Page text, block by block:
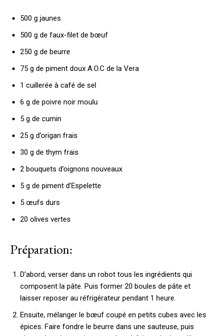
500 g jaunes
500 g de faux-filet de bœuf
250 g de beurre
75 g de piment doux A.O.C de la Vera
1 cuillerée à café de sel
6 g de poivre noir moulu
5 g de cumin
25 g d’origan frais
30 g de thym frais
2 bouquets d’oignons nouveaux
5 g de piment d’Espelette
5 œufs durs
20 olives vertes
Préparation:
D’abord, verser dans un robot tous les ingrédients qui
composent la pâte. Puis former 20 boules de pâte et
laisser reposer au réfrigérateur pendant 1 heure.
Ensuite, mélanger le bœuf coupé en petits cubes avec les
épices. Faire fondre le beurre dans une sauteuse, puis